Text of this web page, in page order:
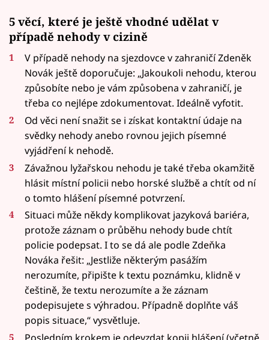
5 věcí, které je ještě vhodné udělat v
případě nehody v cizině
V případě nehody na sjezdovce v zahraničí Zdeněk
Novák ještě doporučuje: „Jakoukoli nehodu, kterou
způsobíte nebo je vám způsobena v zahraničí, je
třeba co nejlépe zdokumentovat. Ideálně vyfotit.
Od věci není snažit se i získat kontaktní údaje na
svědky nehody anebo rovnou jejich písemné
vyjádření k nehodě.
Závažnou lyžařskou nehodu je také třeba okamžitě
hlásit místní policii nebo horské službě a chtít od ní
o tomto hlášení písemné potvrzení.
Situaci může někdy komplikovat jazyková bariéra,
protože záznam o průběhu nehody bude chtít
policie podepsat. I to se dá ale podle Zdeňka
Nováka řešit: „Jestliže některým pasážím
nerozumíte, připište k textu poznámku, klidně v
češtině, že textu nerozumíte a že záznam
podepisujete s výhradou. Případně doplňte váš
popis situace,“ vysvětluje.